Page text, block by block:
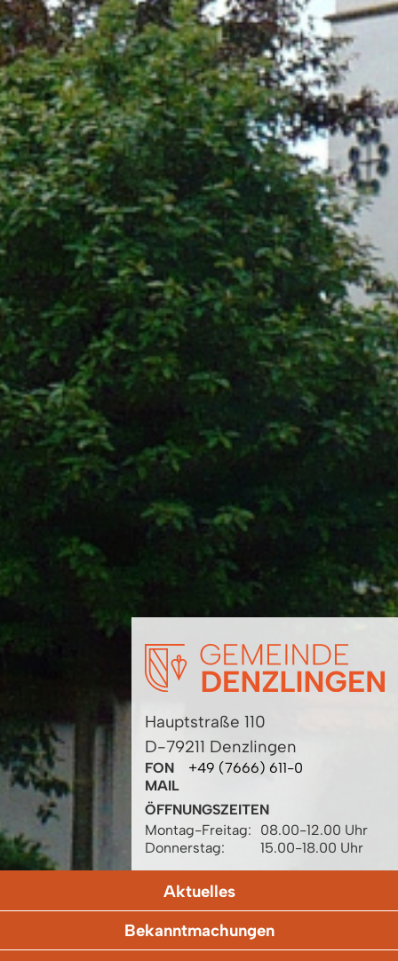
Hauptstraße 110
D-79211 Denzlingen
FON
+49 (7666) 611-0
MAIL
ÖFFNUNGSZEITEN
Montag-Freitag:
08.00-12.00 Uhr
Donnerstag:
15.00-18.00 Uhr
Aktuelles
Bekanntmachungen